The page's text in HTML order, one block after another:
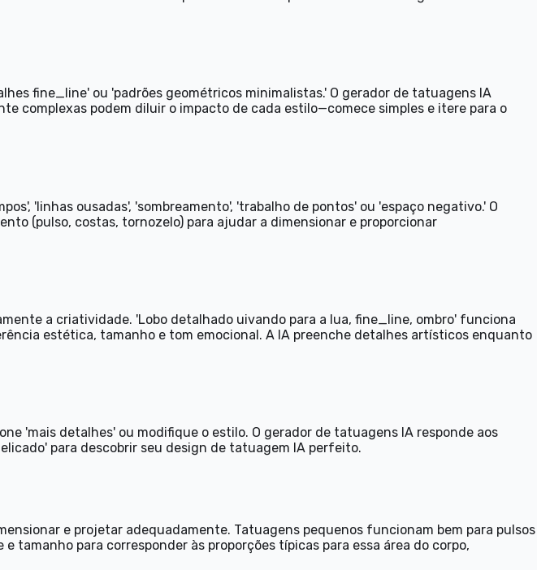
fine_line' ou 'padrões geométricos minimalistas.' O gerador de tatuagens IA
complexas podem diluir o impacto de cada estilo—comece simples e itere para o
'linhas ousadas', 'sombreamento', 'trabalho de pontos' ou 'espaço negativo.' O
(pulso, costas, tornozelo) para ajudar a dimensionar e proporcionar
a criatividade. 'Lobo detalhado uivando para a lua, fine_line, ombro' funciona
estética, tamanho e tom emocional. A IA preenche detalhes artísticos enquanto
'mais detalhes' ou modifique o estilo. O gerador de tatuagens IA responde aos
para descobrir seu design de tatuagem IA perfeito.
e projetar adequadamente. Tatuagens pequenos funcionam bem para pulsos
tamanho para corresponder às proporções típicas para essa área do corpo,